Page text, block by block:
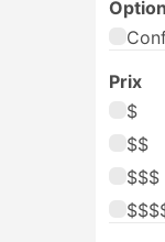
Prix
$
$$
$$$